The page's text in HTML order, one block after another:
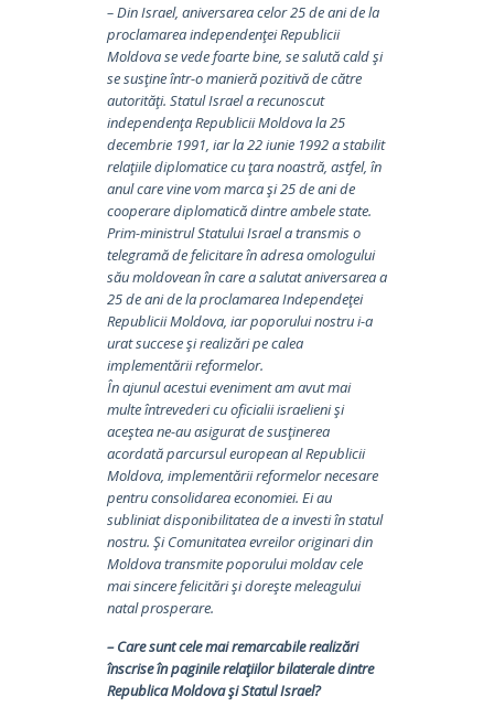
– Din Israel, aniversarea celor 25 de ani de la
proclamarea independenţei Republicii
Moldova se vede foarte bine, se salută cald şi
se susţine într-o manieră pozitivă de către
autorităţi. Statul Israel a recunoscut
independenţa Republicii Moldova la 25
decembrie 1991, iar la 22 iunie 1992 a stabilit
relaţiile diplomatice cu ţara noastră, astfel, în
anul care vine vom marca şi 25 de ani de
cooperare diplomatică dintre ambele state.
Prim-ministrul Statului Israel a transmis o
telegramă de felicitare în adresa omologului
său moldovean în care a salutat aniversarea a
25 de ani de la proclamarea Independeţei
Republicii Moldova, iar poporului nostru i-a
urat succese şi realizări pe calea
implementării reformelor.
În ajunul acestui eveniment am avut mai
multe întrevederi cu oficialii israelieni şi
aceştea ne-au asigurat de susţinerea
acordată parcursul european al Republicii
Moldova, implementării reformelor necesare
pentru consolidarea economiei. Ei au
subliniat disponibilitatea de a investi în statul
nostru. Şi Comunitatea evreilor originari din
Moldova transmite poporului moldav cele
mai sincere felicitări şi doreşte meleagului
natal prosperare.
– Care sunt cele mai remarcabile realizări
înscrise în paginile relaţiilor bilaterale dintre
Republica Moldova şi Statul Israel?